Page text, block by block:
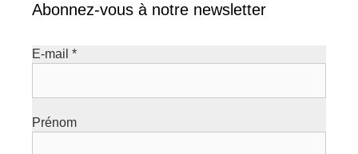
Abonnez-vous à notre newsletter
E-mail *
Prénom